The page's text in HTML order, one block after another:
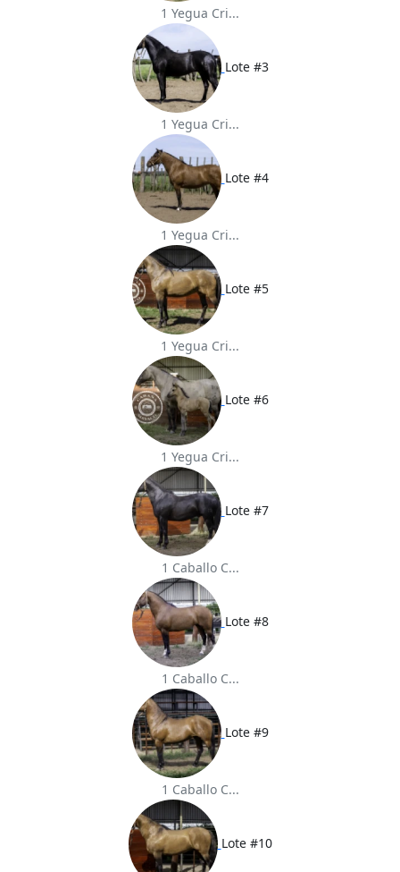
1 Yegua Cri...
Lote #3
1 Yegua Cri...
Lote #4
1 Yegua Cri...
Lote #5
1 Yegua Cri...
Lote #6
1 Yegua Cri...
Lote #7
1 Caballo C...
Lote #8
1 Caballo C...
Lote #9
1 Caballo C...
Lote #10